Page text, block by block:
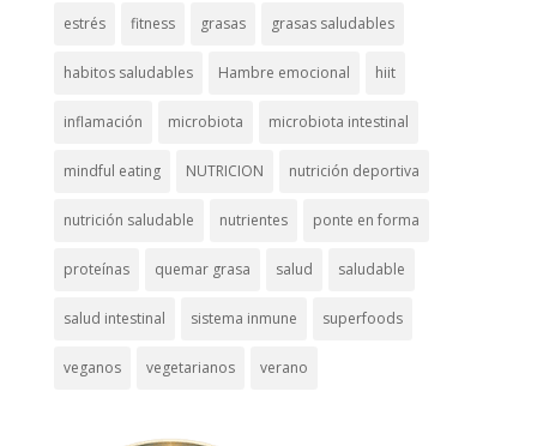
estrés fitness grasas grasas saludables
habitos saludables Hambre emocional hiit
inflamación microbiota microbiota intestinal
mindful eating NUTRICION nutrición deportiva
nutrición saludable nutrientes ponte en forma
proteínas quemar grasa salud saludable
salud intestinal sistema inmune superfoods
veganos vegetarianos verano